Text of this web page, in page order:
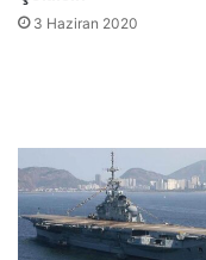
3 Haziran 2020